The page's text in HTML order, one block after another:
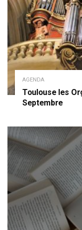
AGENDA
Toulouse les
Septembre